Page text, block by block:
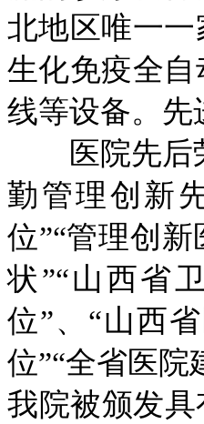
北地区唯一
生化免疫全
线等设备。先
医院先后荣
勤管理创新
位”“管理创
状”“山西省
位”、“山西
位”“全省医
我院被颁发